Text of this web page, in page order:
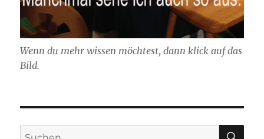
Wenn du mehr wissen möchtest, dann klick auf das
Bild.
Suchen